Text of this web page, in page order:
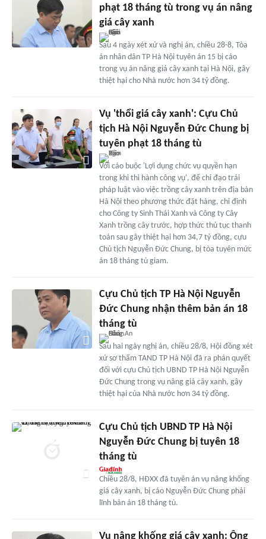
phạt 18 tháng tù trong vụ án nâng
giá cây xanh
Sau 4 ngày xét xử và nghị án, chiều 28-8, Tòa
án nhân dân TP Hà Nội tuyên án 15 bị cáo
trong vụ án nâng giá cây xanh tại Hà Nội, gây
thiệt hại cho Nhà nước hơn 34 tỷ đồng.
Vụ 'thổi giá cây xanh': Cựu Chủ
tịch Hà Nội Nguyễn Đức Chung bị
tuyên phạt 18 tháng tù
Với cáo buộc 'Lợi dụng chức vụ quyền hạn
trong khi thi hành công vụ', để chỉ đạo trái
pháp luật vào việc trồng cây xanh trên địa bàn
Hà Nội theo phương thức đặt hàng, chỉ định
cho Công ty Sinh Thái Xanh và Công ty Cây
Xanh trồng cây trước, hợp thức thủ tục thanh
toán sau gây thiệt hại hơn 34,7 tỷ đồng, cựu
Chủ tịch Nguyễn Đức Chung, bị tòa tuyên mức
án 18 tháng tù giam.
Cựu Chủ tịch TP Hà Nội Nguyễn
Đức Chung nhận thêm bản án 18
tháng tù
Sau hai ngày nghị án, chiều 28/8, Hội đồng xét
xử sơ thẩm TAND TP Hà Nội đã ra phán quyết
đối với cựu Chủ tịch UBND TP Hà Nội Nguyễn
Đức Chung trong vụ nâng giá cây xanh, gây
thiệt hại của Nhà nước hơn 34 tỷ đồng.
Cựu Chủ tịch UBND TP Hà Nội
Nguyễn Đức Chung bị tuyên 18
tháng tù
Chiều 28/8, HĐXX đã tuyên án vụ nâng khống
giá cây xanh, bị cáo Nguyễn Đức Chung phải
lĩnh bản án 18 tháng tù.
Vụ nâng khống giá cây xanh: Ông